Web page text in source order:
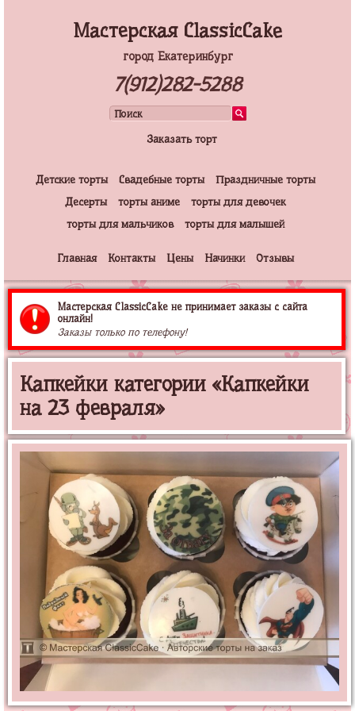
Мастерская ClassicCake
город Екатеринбург
7(912)282-5288
Заказать торт
Детские торты Свадебные торты
Праздничные торты
Десерты
торты аниме
торты для девочек
торты для мальчиков
торты для малышей
Главная Контакты Цены Начинки Отзывы
Мастерская ClassicCake не принимает заказы с сайта
онлайн!
Заказы только по телефону!
Капкейки категории «Капкейки
на 23 февраля»